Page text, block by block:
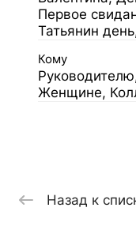
Первое
Татьянин
Кому
Женщине,
Назад к